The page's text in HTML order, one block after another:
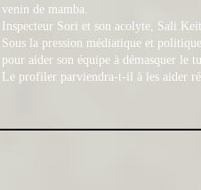
venin de mamba.
Inspecteur Sori et son acolyte, Sali
Sous la pression médiatique et
pour aider son équipe à démasquer le
Le profiler parviendra-t-il à les aider